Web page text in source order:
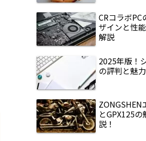
CRコラボ
ザインと性
解説
2025年版！
の評判と魅
ZONGSHEN
とGPX125
説！